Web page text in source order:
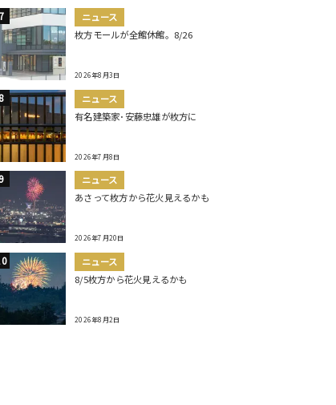
ニュース
枚方モールが全館休館。8/26
2026年8月3日
ニュース
有名建築家･安藤忠雄が枚方に
2026年7月8日
ニュース
あさって枚方から花火見えるかも
2026年7月20日
ニュース
8/5枚方から花火見えるかも
2026年8月2日